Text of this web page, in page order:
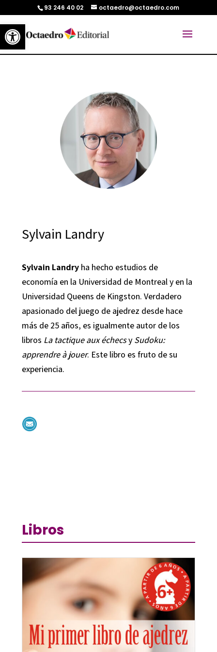
Abrir barra de herramientas
93 246 40 02 octaedro@octaedro.com
Sylvain Landry
Sylvain Landryha hecho estudios de
economía en la Universidad de Montreal y en la
Universidad Queens de Kingston. Verdadero
apasionado del juego de ajedrez desde hace
más de 25 años, es igualmente autor de los
libros La tactique aux échecsySudoku:
apprendre à jouer. Este libro es fruto de su
experiencia.
Libros